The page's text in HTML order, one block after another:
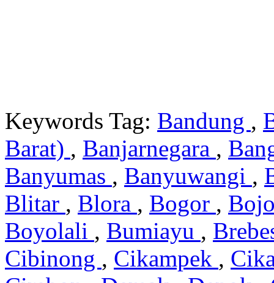
Keywords Tag: Bandung ,
Barat) , Banjarnegara ,
Banyumas , Banyuwangi ,
Blitar , Blora , Bogor ,
Boyolali , Bumiayu ,
Cibinong , Cikampek ,